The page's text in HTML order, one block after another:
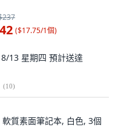
($17.75/1個)
8/13 星期四 預計送達
(10)
質素面筆記本, 白色, 3個